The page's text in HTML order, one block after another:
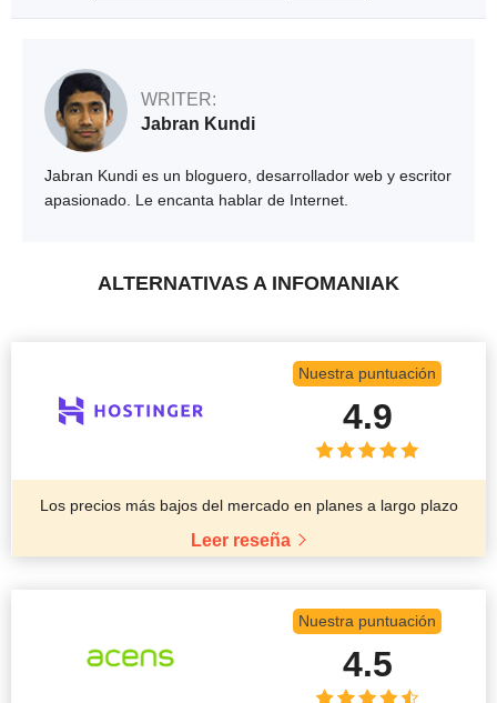
WRITER:
Jabran Kundi
Jabran Kundi es un bloguero, desarrollador web y escritor
apasionado. Le encanta hablar de Internet.
ALTERNATIVAS A INFOMANIAK
Nuestra puntuación
4.9
Los precios más bajos del mercado en planes a largo plazo
Leer reseña
Nuestra puntuación
4.5